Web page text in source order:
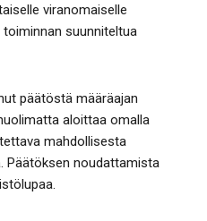
viranomaiselle
suunniteltua
päätöstä määräajan
aloittaa omalla
mahdollisesta
Päätöksen noudattamista